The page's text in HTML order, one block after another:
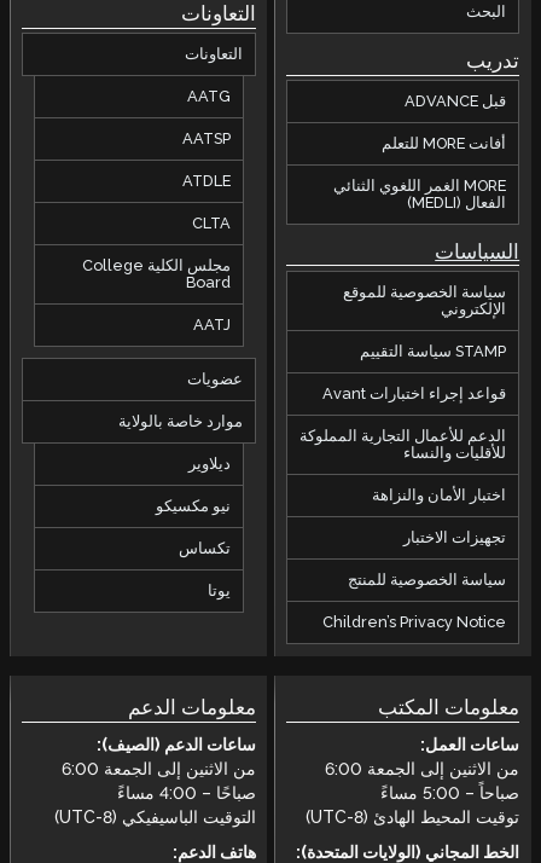
البحث
تدريب
قبل ADVANCE
أفانت MORE للتعلم
MORE الغمر اللغوي الثنائي
الفعال (MEDLI)
السياسات
سياسة الخصوصية للموقع
الإلكتروني
STAMP سياسة التقييم
قواعد إجراء اختبارات Avant
الدعم للأعمال التجارية المملوكة
للأقليات والنساء
اختبار الأمان والنزاهة
تجهيزات الاختبار
سياسة الخصوصية للمنتج
Children’s Privacy Notice
التعاونات
التعاونات
AATG
AATSP
ATDLE
CLTA
مجلس الكلية College
Board
AATJ
عضويات
موارد خاصة بالولاية
ديلاوير
نيو مكسيكو
تكساس
يوتا
معلومات المكتب
ساعات العمل:
من الاثنين إلى الجمعة 6:00
صباحاً – 5:00 مساءً
توقيت المحيط الهادئ (UTC-8)
الخط المجاني (الولايات المتحدة):
معلومات الدعم
ساعات الدعم (الصيف):
من الاثنين إلى الجمعة 6:00
صباحًا – 4:00 مساءً
التوقيت الباسيفيكي (UTC-8)
هاتف الدعم: